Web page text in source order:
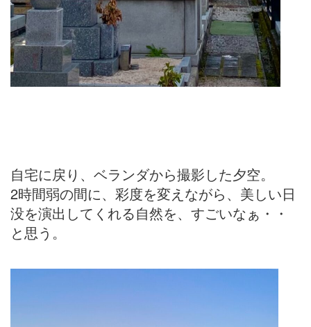
自宅に戻り、ベランダから撮影した夕空。
2時間弱の間に、彩度を変えながら、美しい日
没を演出してくれる自然を、すごいなぁ・・
と思う。